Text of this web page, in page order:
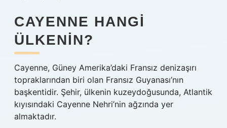
CAYENNE HANGI
ÜLKENIN?
Cayenne, Güney Amerika’daki Fransız denizaşırı
topraklarından biri olan Fransız Guyanası’nın
başkentidir. Şehir, ülkenin kuzeydoğusunda, Atlantik
kıyısındaki Cayenne Nehri’nin ağzında yer
almaktadır.